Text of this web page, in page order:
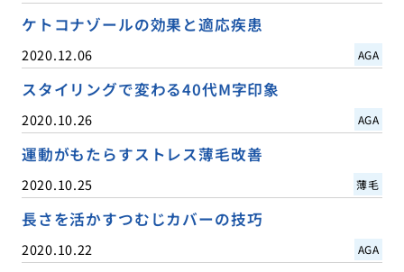
ケトコナゾールの効果と適応疾患
2020.12.06 AGA
スタイリングで変わる40代M字印象
2020.10.26 AGA
運動がもたらすストレス薄毛改善
2020.10.25 薄毛
長さを活かすつむじカバーの技巧
2020.10.22 AGA